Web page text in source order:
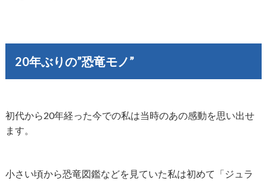
20年ぶりの”恐竜モノ”
初代から20年経った今での私は当時のあの感動を思い出せ
ます。
小さい頃から恐竜図鑑などを見ていた私は初めて「ジュラ